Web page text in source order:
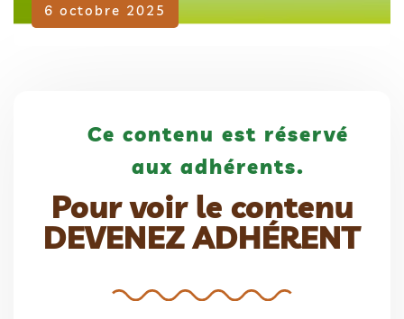
6 octobre 2025
Adhérent
Ce contenu est réservé
aux adhérents.
Pour voir le contenu
DEVENEZ ADHÉRENT